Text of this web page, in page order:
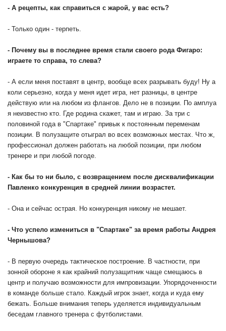
- А рецепты, как справиться с жарой, у вас есть?
- Только один - терпеть.
- Почему вы в последнее время стали своего рода Фигаро:
играете то справа, то слева?
- А если меня поставят в центр, вообще всех разрывать буду! Ну а
коли серьезно, когда у меня идет игра, нет разницы, в центре
действую или на любом из флангов. Дело не в позиции. По амплуа
я неизвестно кто. Где родина скажет, там и играю. За три с
половиной года в "Спартаке" привык к постоянным переменам
позиции. В полузащите отыграл во всех возможных местах. Что ж,
профессионал должен работать на любой позиции, при любом
тренере и при любой погоде.
- Как бы то ни было, с возвращением после дисквалификации
Павленко конкуренция в средней линии возрастет.
- Она и сейчас острая. Но конкуренция никому не мешает.
- Что успело измениться в "Спартаке" за время работы Андрея
Чернышова?
- В первую очередь тактическое построение. В частности, при
зонной обороне я как крайний полузащитник чаще смещаюсь в
центр и получаю возможности для импровизации. Упорядоченности
в команде больше стало. Каждый игрок знает, когда и куда ему
бежать. Больше внимания теперь уделяется индивидуальным
беседам главного тренера с футболистами.